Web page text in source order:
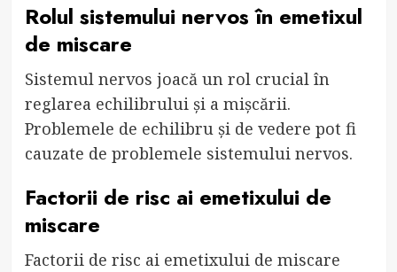
Rolul sistemului nervos în emetixul
de miscare
Sistemul nervos joacă un rol crucial în
reglarea echilibrului și a mișcării.
Problemele de echilibru și de vedere pot fi
cauzate de problemele sistemului nervos.
Factorii de risc ai emetixului de
miscare
Factorii de risc ai emetixului de miscare